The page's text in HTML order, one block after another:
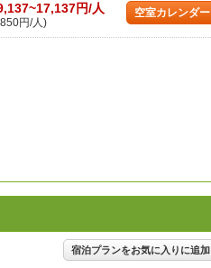
円/人
円/人)
空室カレンダー
宿泊プランをお気に入りに追加